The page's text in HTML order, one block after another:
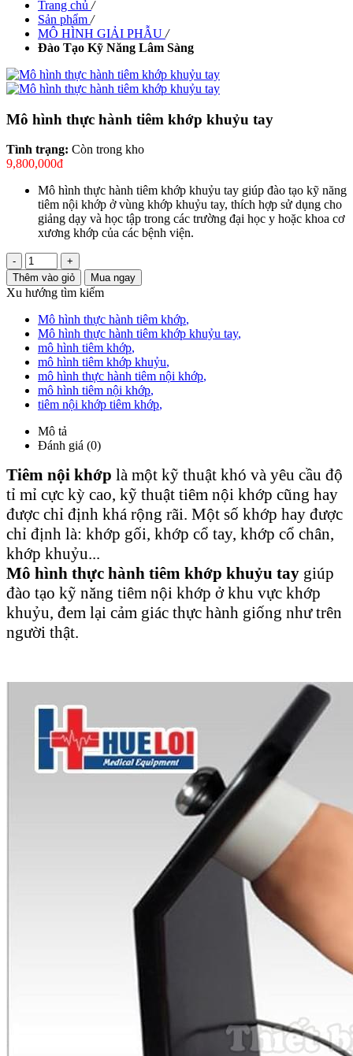
Trang chủ /
Sản phẩm /
MÔ HÌNH GIẢI PHẪU /
Đào Tạo Kỹ Năng Lâm Sàng
Mô hình thực hành tiêm khớp khuỷu tay
Tình trạng: Còn trong kho
9,800,000đ
Mô hình thực hành tiêm khớp khuỷu tay giúp đào tạo kỹ năng
tiêm nội khớp ở vùng khớp khuỷu tay, thích hợp sử dụng cho
giảng dạy và học tập trong các trường đại học y hoặc khoa cơ
xương khớp của các bệnh viện.
-
+
Thêm vào giỏ
Mua ngay
Xu hướng tìm kiếm
Mô hình thực hành tiêm khớp,
Mô hình thực hành tiêm khớp khuỷu tay,
mô hình tiêm khớp,
mô hình tiêm khớp khuỷu,
mô hình thực hành tiêm nội khớp,
mô hình tiêm nội khớp,
tiêm nội khớp tiêm khớp,
Mô tả
Đánh giá (0)
Tiêm nội khớp là một kỹ thuật khó và yêu cầu độ
tỉ mỉ cực kỳ cao, kỹ thuật tiêm nội khớp cũng hay
được chỉ định khá rộng rãi. Một số khớp hay được
chỉ định là: khớp gối, khớp cổ tay, khớp cổ chân,
khớp khuỷu...
Mô hình thực hành tiêm khớp khuỷu tay giúp
đào tạo kỹ năng tiêm nội khớp ở khu vực khớp
khuỷu, đem lại cảm giác thực hành giống như trên
người thật.